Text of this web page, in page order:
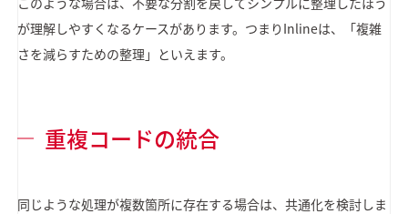
が理解しやすくなるケースがあります。つまりInlineは、「複雑
さを減らすための整理」といえます。
重複コードの統合
同じような処理が複数箇所に存在する場合は、共通化を検討しま